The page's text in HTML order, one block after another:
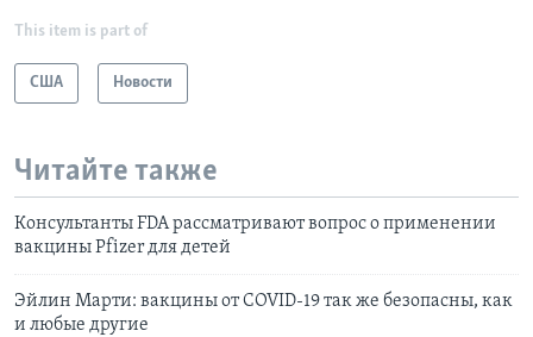
This item is part of
США Новости
Читайте также
Консультанты FDA рассматривают вопрос о применении
вакцины Pfizer для детей
Эйлин Марти: вакцины от COVID-19 так же безопасны, как
и любые другие